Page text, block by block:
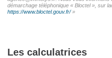
démarchage téléphonique « Bloctel », sur
https://www.bloctel.gouv.fr/»
Les calculatrices